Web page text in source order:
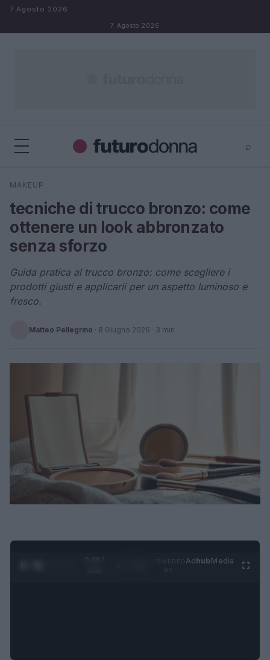
Salta al contenuto
7 Agosto 2026
7 Agosto 2026
⌕
Cerca
MAKEUP
tecniche di trucco bronzo: come
ottenere un look abbronzato
senza sforzo
Guida pratica al trucco bronzo: come scegliere i
prodotti giusti e applicarli per un aspetto luminoso e
fresco.
Matteo Pellegrino · 8 Giugno 2026 · 3 min
0:29 /
AdhubMedia